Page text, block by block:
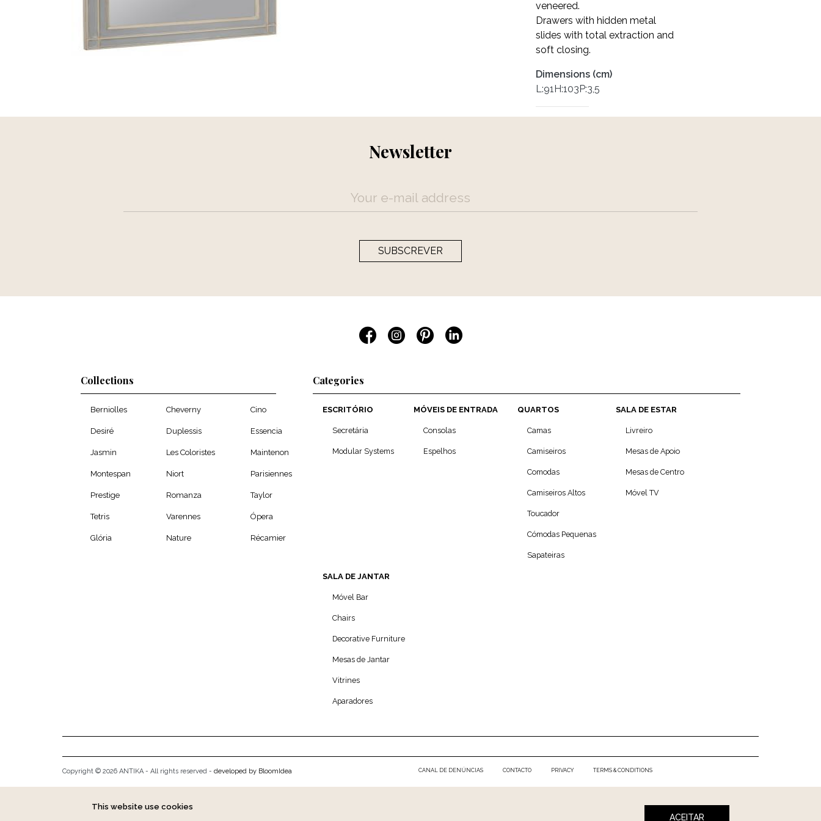
veneered.
Drawers with hidden metal
slides with total extraction and
soft closing.
Dimensions (cm)
L:91H:103P:3,5
Newsletter
SUBSCREVER
Collections
Berniolles Cheverny Cino
Desiré Duplessis Essencia
Jasmin Les Coloristes Maintenon
Montespan Niort Parisiennes
Prestige Romanza Taylor
Tetris Varennes Ópera
Glória Nature Récamier
Categories
ESCRITÓRIO
Secretária
Modular Systems
MÓVEIS DE ENTRADA
Consolas
Espelhos
QUARTOS
Camas
Camiseiros
Comodas
Camiseiros Altos
Toucador
Cómodas Pequenas
Sapateiras
SALA DE ESTAR
Livreiro
Mesas de Apoio
Mesas de Centro
Móvel TV
SALA DE JANTAR
Móvel Bar
Chairs
Decorative Furniture
Mesas de Jantar
Vitrines
Aparadores
Copyright © 2026 ANTIKA - All rights reserved - developed by BloomIdea CANAL DE DENÚNCIAS CONTACTO PRIVACY TERMS & CONDITIONS
This website use cookies
ACEITAR